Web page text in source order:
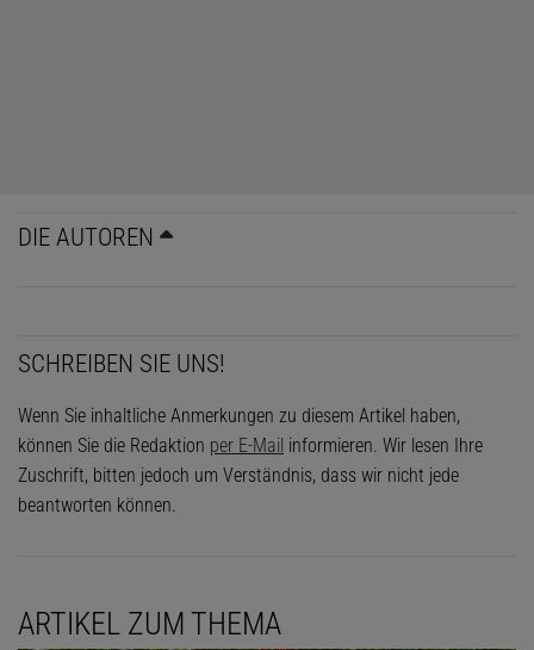
DIE AUTOREN
SCHREIBEN SIE UNS!
Wenn Sie inhaltliche Anmerkungen zu diesem Artikel haben,
können Sie die Redaktion per E-Mail informieren. Wir lesen Ihre
Zuschrift, bitten jedoch um Verständnis, dass wir nicht jede
beantworten können.
ARTIKEL ZUM THEMA